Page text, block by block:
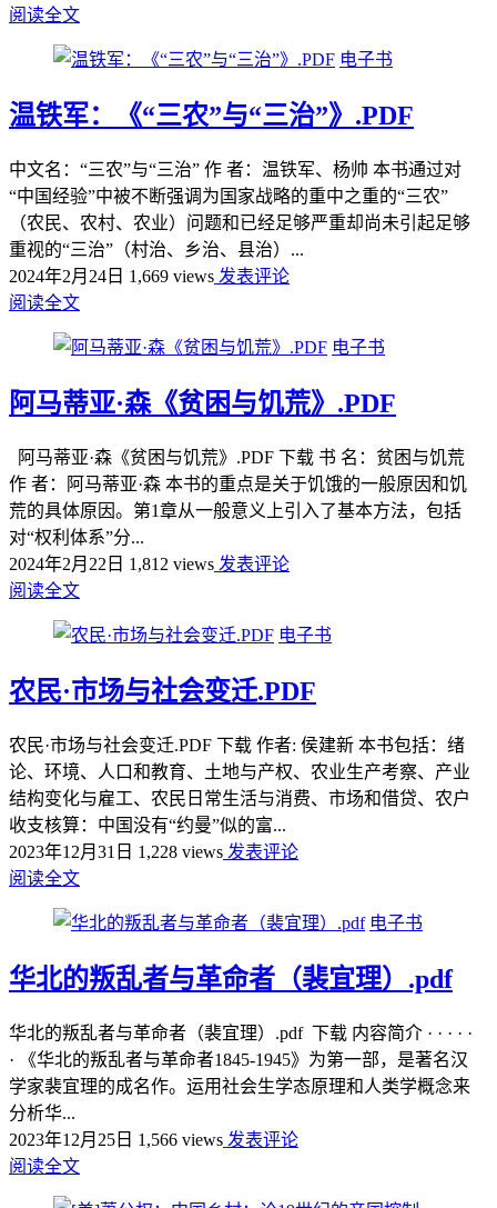
阅读全文
电子书
温铁军：《“三农”与“三治”》.PDF
中文名：“三农”与“三治” 作 者：温铁军、杨帅 本书通过对
“中国经验”中被不断强调为国家战略的重中之重的“三农”
（农民、农村、农业）问题和已经足够严重却尚未引起足够
重视的“三治”（村治、乡治、县治）...
2024年2月24日 1,669 views 发表评论
阅读全文
电子书
阿马蒂亚·森《贫困与饥荒》.PDF
阿马蒂亚·森《贫困与饥荒》.PDF 下载 书 名：贫困与饥荒
作 者：阿马蒂亚·森 本书的重点是关于饥饿的一般原因和饥
荒的具体原因。第1章从一般意义上引入了基本方法，包括
对“权利体系”分...
2024年2月22日 1,812 views 发表评论
阅读全文
电子书
农民·市场与社会变迁.PDF
农民·市场与社会变迁.PDF 下载 作者: 侯建新 本书包括：绪
论、环境、人口和教育、土地与产权、农业生产考察、产业
结构变化与雇工、农民日常生活与消费、市场和借贷、农户
收支核算：中国没有“约曼”似的富...
2023年12月31日 1,228 views 发表评论
阅读全文
电子书
华北的叛乱者与革命者（裴宜理）.pdf
华北的叛乱者与革命者（裴宜理）.pdf 下载 内容简介 · · · · ·
· 《华北的叛乱者与革命者1845-1945》为第一部，是著名汉
学家裴宜理的成名作。运用社会生学态原理和人类学概念来
分析华...
2023年12月25日 1,566 views 发表评论
阅读全文